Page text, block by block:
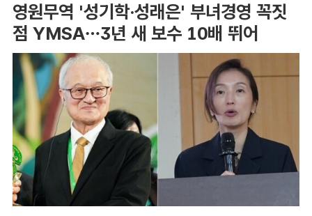
영원무역 '성기학·성래은' 부녀경영 꼭짓
점 YMSA…3년 새 보수 10배 뛰어